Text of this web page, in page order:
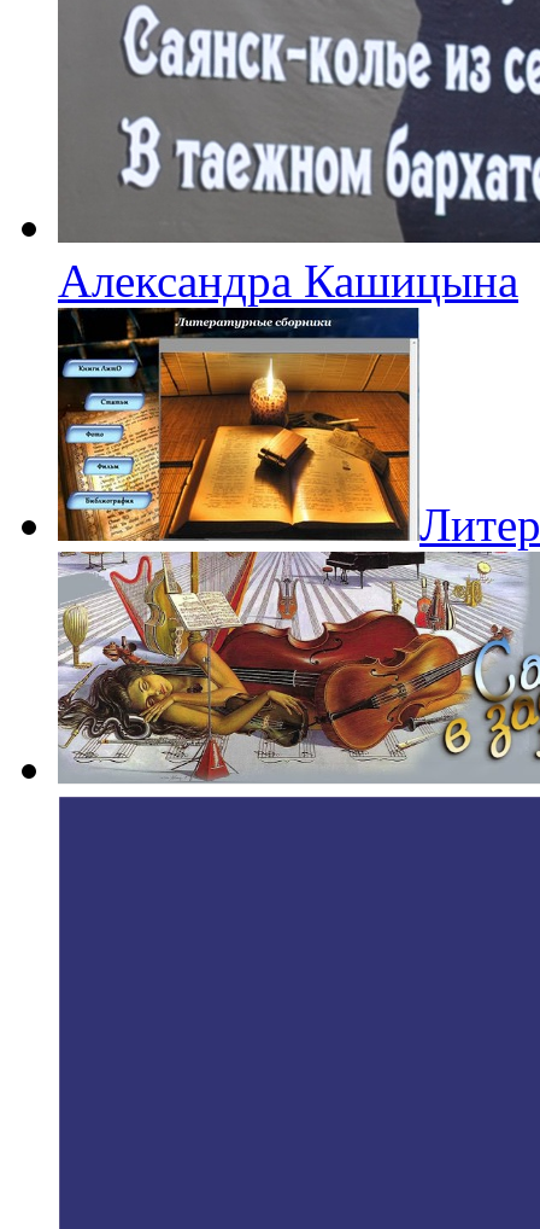
Александра Кашицына